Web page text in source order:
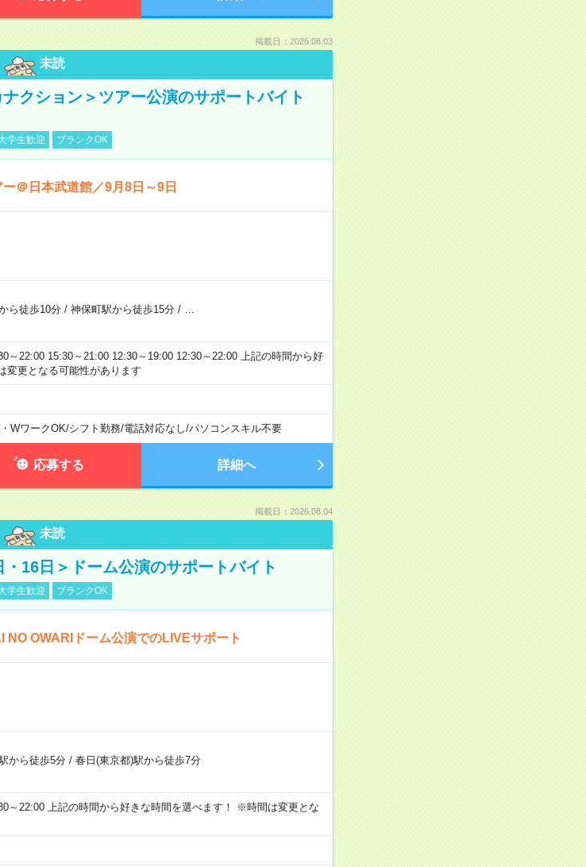
掲載日：2026.08.03
未読
クション＞ツアー公演のサポートバイト
学生歓迎 ブランクOK
＠日本武道館／9月8日～9日
ら徒歩10分/ 神保町駅から徒歩15分/
～22:00 15:30～21:00 12:30～19:00 12:30～22:00 上記の時間から好
変更となる可能性があります
WワークOK/シフト勤務/電話対応なし/パソコンスキル不要
応募する 詳細へ
掲載日：2026.08.04
未読
16日＞ドーム公演のサポートバイト
学生歓迎 ブランクOK
OWARIドーム公演でのLIVEサポート
から徒歩5分/ 春日(東京都)駅から徒歩7分
～22:00 上記の時間から好きな時間を選べます！ ※時間は変更とな